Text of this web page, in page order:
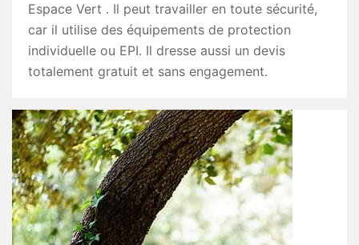
Espace Vert . Il peut travailler en toute sécurité,
car il utilise des équipements de protection
individuelle ou EPI. Il dresse aussi un devis
totalement gratuit et sans engagement.